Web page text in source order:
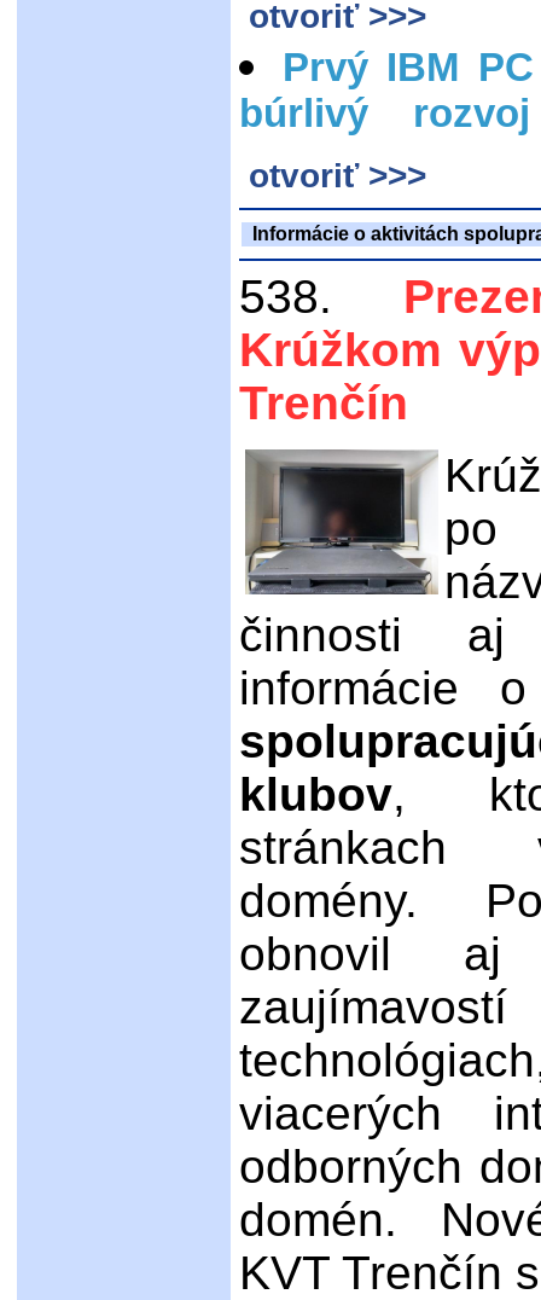
otvoriť >>>
Prvý IBM
búrlivý
otvoriť >>>
Informácie o aktivitách
538.
Krúžkom
Trenčín
po
činnosti aj
informácie
klubov,
stránkach
domény.
obnovil aj
viacerých
odborných
domén.
KVT Trenčín